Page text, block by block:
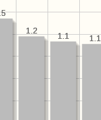
1.1
1.1
1.2
1.1
1.1
1.2